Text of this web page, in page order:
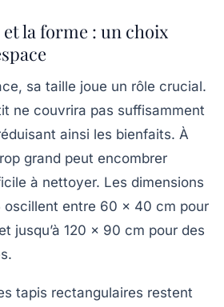
la forme : un choix
sa taille joue un rôle crucial.
ne couvrira pas suffisamment
ainsi les bienfaits. À
grand peut encombrer
à nettoyer. Les dimensions
oscillent entre 60 x 40 cm pour
jusqu’à 120 x 90 cm pour des
tapis rectangulaires restent